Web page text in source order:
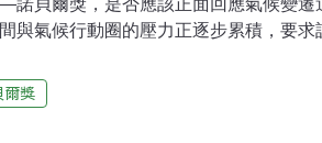
與氣候行動圈的壓力正逐步累積，要求
諾貝爾獎被視為全球最具象徵性的榮譽
、文學、和平與經濟學六大獎項。得主
爾獎